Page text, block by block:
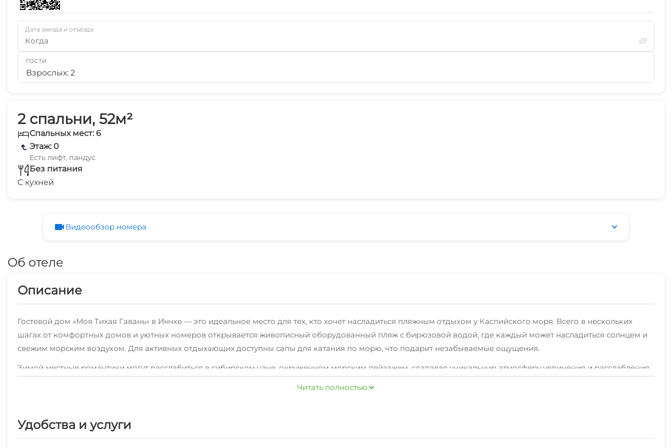
2 спальни, 52м²
Спальных мест: 6
Этаж: 0
Есть лифт, пандус
Без питания
С кухней
Видеообзор номера
Об отеле
Описание
Гостевой дом «Моя Тихая Гавань» в Инчхе — это идеальное место для тех, кто хочет насладиться пляжным отдыхом у Каспийского моря. Всего в нескольких
шагах от комфортных домов и уютных номеров открывается живописный оборудованный пляж с бирюзовой водой, где каждый может насладиться солнцем и
свежим морским воздухом. Для активных отдыхающих доступны сапы для катания по морю, что подарит незабываемые ощущения.
Зимой местные романтики могут расслабиться в сибирском чане, окруженном морским пейзажем, создавая уникальную атмосферу уединения и расслабления.
создавая незабываемые воспоминания о своем отдыхе.
Читать полностью
Удобства и услуги
Дата заезда и отъезда
Когда
ГОСТИ
Взрослых: 2